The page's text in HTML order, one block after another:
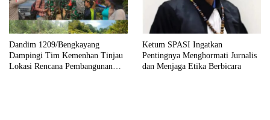
Dandim 1209/Bengkayang
Dampingi Tim Kemenhan Tinjau
Lokasi Rencana Pembangunan
Ketum SPASI Ingatkan
Pentingnya Menghormati Jurnalis
dan Menjaga Etika Berbicara